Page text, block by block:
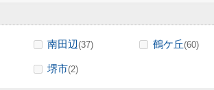
南田辺(37) 鶴ケ丘(60)
堺市(2)